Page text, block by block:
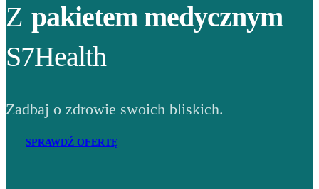
Z pakietem medycznym
S7Health
Zadbaj o zdrowie swoich bliskich.
SPRAWDŹ OFERTĘ